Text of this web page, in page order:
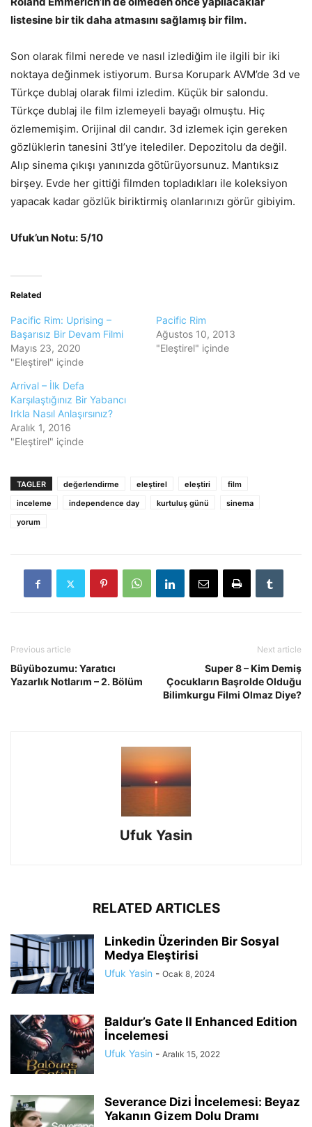
listesine bir tik daha atmasını sağlamış bir film.
Son olarak filmi nerede ve nasıl izlediğim ile ilgili bir iki
noktaya değinmek istiyorum. Bursa Korupark AVM’de 3d ve
Türkçe dublaj olarak filmi izledim. Küçük bir salondu.
Türkçe dublaj ile film izlemeyeli bayağı olmuştu. Hiç
özlememişim. Orijinal dil candır. 3d izlemek için gereken
gözlüklerin tanesini 3tl’ye itelediler. Depozitolu da değil.
Alıp sinema çıkışı yanınızda götürüyorsunuz. Mantıksız
birşey. Evde her gittiği filmden topladıkları ile koleksiyon
yapacak kadar gözlük biriktirmiş olanlarınızı görür gibiyim.
Ufuk’un Notu: 5/10
Related
Pacific Rim: Uprising –
Başarısız Bir Devam Filmi
Mayıs 23, 2020
"Eleştirel" içinde
Pacific Rim
Ağustos 10, 2013
"Eleştirel" içinde
Arrival – İlk Defa
Karşılaştığınız Bir Yabancı
Irkla Nasıl Anlaşırsınız?
Aralık 1, 2016
"Eleştirel" içinde
TAGLER değerlendirme eleştirel eleştiri
film
inceleme
independence day kurtuluş günü
sinema
yorum
Previous article
Büyübozumu: Yaratıcı
Yazarlık Notlarım – 2. Bölüm
Next article
Super 8 – Kim Demiş
Çocukların Başrolde Olduğu
Bilimkurgu Filmi Olmaz Diye?
Ufuk Yasin
RELATED ARTICLES
Linkedin Üzerinden Bir Sosyal
Medya Eleştirisi
Ufuk Yasin - Ocak 8, 2024
Baldur’s Gate II Enhanced Edition
İncelemesi
Ufuk Yasin - Aralık 15, 2022
Severance Dizi İncelemesi: Beyaz
Yakanın Gizem Dolu Dramı